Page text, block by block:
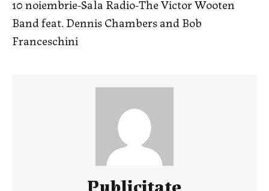
10 noiembrie-Sala Radio-The Victor Wooten
Band feat. Dennis Chambers and Bob
Franceschini
Publicitate